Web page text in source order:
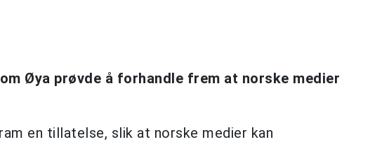
Øya prøvde å forhandle frem at norske medier
en tillatelse, slik at norske medier kan